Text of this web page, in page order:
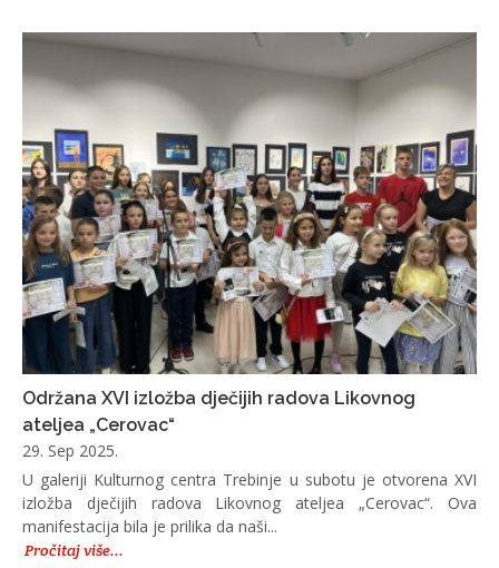
Održana XVI izložba dječijih radova Likovnog
ateljea „Cerovac“
29. Sep 2025.
U galeriji Kulturnog centra Trebinje u subotu je otvorena XVI
izložba dječijih radova Likovnog ateljea „Cerovac“. Ova
manifestacija bila je prilika da naši...
Pročitaj više...